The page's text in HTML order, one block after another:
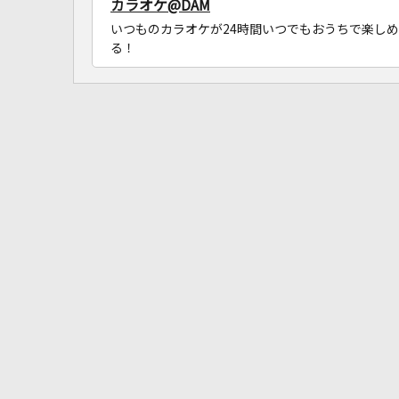
カラオケ@DAM
いつものカラオケが24時間いつでもおうちで楽しめ
る！